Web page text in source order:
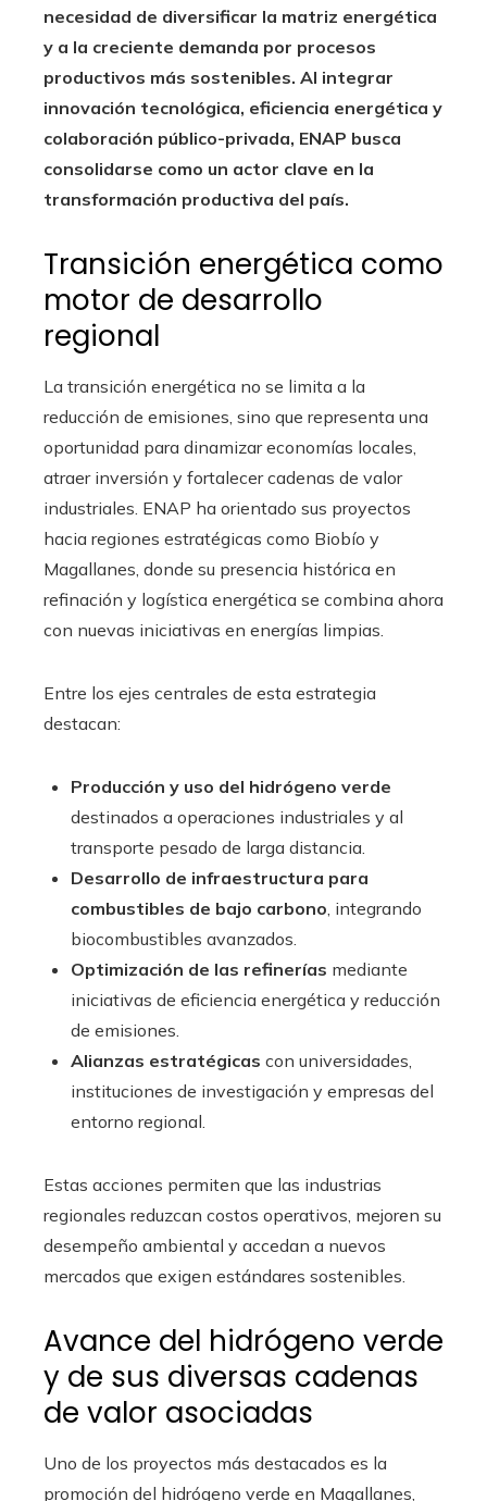
necesidad de diversificar la matriz energética
y a la creciente demanda por procesos
productivos más sostenibles. Al integrar
innovación tecnológica, eficiencia energética y
colaboración público-privada, ENAP busca
consolidarse como un actor clave en la
transformación productiva del país.
Transición energética como
motor de desarrollo
regional
La transición energética no se limita a la
reducción de emisiones, sino que representa una
oportunidad para dinamizar economías locales,
atraer inversión y fortalecer cadenas de valor
industriales. ENAP ha orientado sus proyectos
hacia regiones estratégicas como Biobío y
Magallanes, donde su presencia histórica en
refinación y logística energética se combina ahora
con nuevas iniciativas en energías limpias.
Entre los ejes centrales de esta estrategia
destacan:
Producción y uso del hidrógeno verde
destinados a operaciones industriales y al
transporte pesado de larga distancia.
Desarrollo de infraestructura para
combustibles de bajo carbono, integrando
biocombustibles avanzados.
Optimización de las refinerías mediante
iniciativas de eficiencia energética y reducción
de emisiones.
Alianzas estratégicas con universidades,
instituciones de investigación y empresas del
entorno regional.
Estas acciones permiten que las industrias
regionales reduzcan costos operativos, mejoren su
desempeño ambiental y accedan a nuevos
mercados que exigen estándares sostenibles.
Avance del hidrógeno verde
y de sus diversas cadenas
de valor asociadas
Uno de los proyectos más destacados es la
promoción del hidrógeno verde en Magallanes,